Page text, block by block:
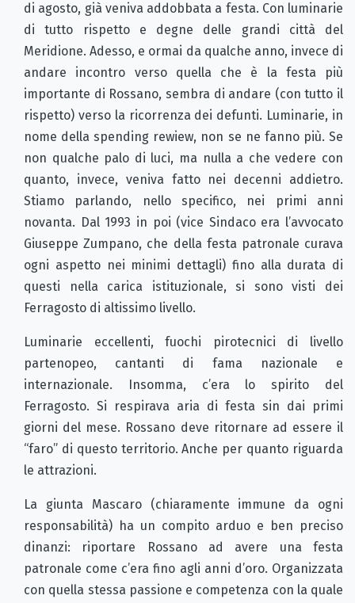
di agosto, già veniva addobbata a festa. Con luminarie
di tutto rispetto e degne delle grandi città del
Meridione. Adesso, e ormai da qualche anno, invece di
andare incontro verso quella che è la festa più
importante di Rossano, sembra di andare (con tutto il
rispetto) verso la ricorrenza dei defunti. Luminarie, in
nome della spending rewiew, non se ne fanno più. Se
non qualche palo di luci, ma nulla a che vedere con
quanto, invece, veniva fatto nei decenni addietro.
Stiamo parlando, nello specifico, nei primi anni
novanta. Dal 1993 in poi (vice Sindaco era l’avvocato
Giuseppe Zumpano, che della festa patronale curava
ogni aspetto nei minimi dettagli) fino alla durata di
questi nella carica istituzionale, si sono visti dei
Ferragosto di altissimo livello.
Luminarie eccellenti, fuochi pirotecnici di livello
partenopeo, cantanti di fama nazionale e
internazionale. Insomma, c’era lo spirito del
Ferragosto. Si respirava aria di festa sin dai primi
giorni del mese. Rossano deve ritornare ad essere il
“faro” di questo territorio. Anche per quanto riguarda
le attrazioni.
La giunta Mascaro (chiaramente immune da ogni
responsabilità) ha un compito arduo e ben preciso
dinanzi: riportare Rossano ad avere una festa
patronale come c’era fino agli anni d’oro. Organizzata
con quella stessa passione e competenza con la quale